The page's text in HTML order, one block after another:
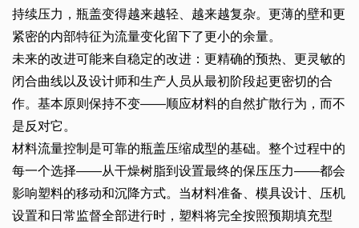
持续压力，瓶盖变得越来越轻、越来越复杂。更薄的壁和更
紧密的内部特征为流量变化留下了更小的余量。
未来的改进可能来自稳定的改进：更精确的预热、更灵敏的
闭合曲线以及设计师和生产人员从最初阶段起更密切的合
作。基本原则保持不变——顺应材料的自然扩散行为，而不
是反对它。
材料流量控制是可靠的瓶盖压缩成型的基础。整个过程中的
每一个选择——从干燥树脂到设置最终的保压压力——都会
影响塑料的移动和沉降方式。当材料准备、模具设计、压机
设置和日常监督全部进行时，塑料将完全按照预期填充型